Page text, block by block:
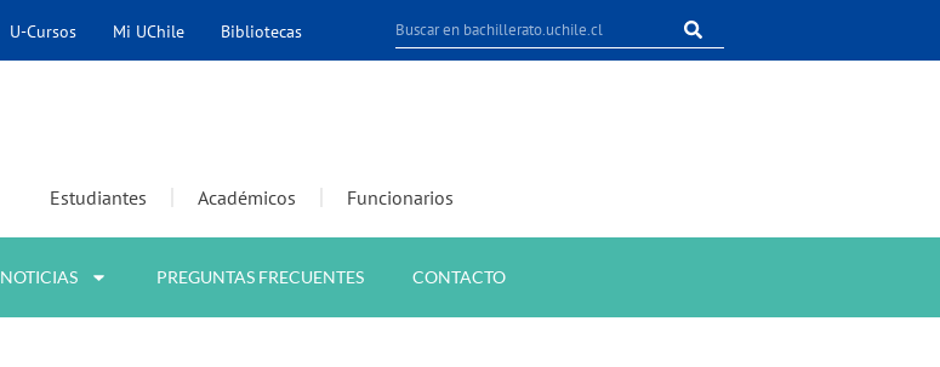
U-Cursos Mi UChile Bibliotecas
Estudiantes Académicos Funcionarios
NOTICIAS PREGUNTAS FRECUENTES CONTACTO